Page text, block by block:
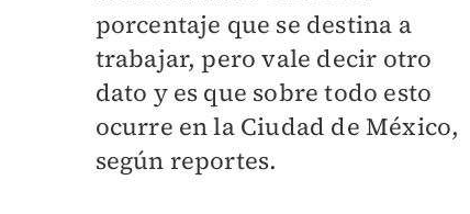
porcentaje que se destina a
trabajar, pero vale decir otro
dato y es que sobre todo esto
ocurre en la Ciudad de México,
según reportes.